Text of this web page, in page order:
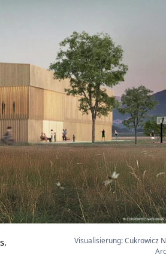
Visualisierung: Cukrowicz